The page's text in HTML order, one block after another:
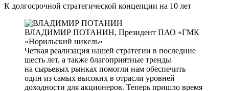
К долгосрочной стратегической концепции на 10 лет
ВЛАДИМИР ПОТАНИН, Президент ПАО «ГМК
«Норильский никель»
Четкая реализация нашей стратегии в последние
шесть лет, а также благоприятные тренды
на сырьевых рынках помогли нам обеспечить
один из самых высоких в отрасли уровней
доходности для акционеров. Теперь пришло время